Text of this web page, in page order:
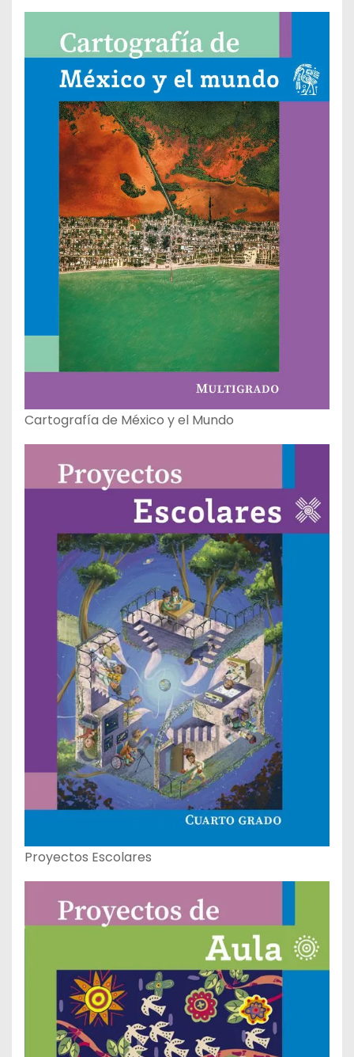
Cartografía de México y el Mundo
Proyectos Escolares